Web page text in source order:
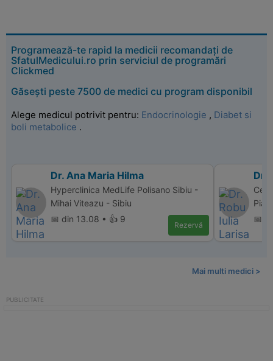
Programează-te rapid la medicii recomandați de
SfatulMedicului.ro prin serviciul de programări
Clickmed
Găsești peste 7500 de medici cu program disponibil
Alege medicul potrivit pentru: Endocrinologie , Diabet si
boli metabolice .
Dr. Ana Maria Hilma
Hyperclinica MedLife Polisano Sibiu -
Mihai Viteazu - Sibiu
📅 din 13.08 • 👍 9
Rezervă
Dr.
📅
Mai multi medici >